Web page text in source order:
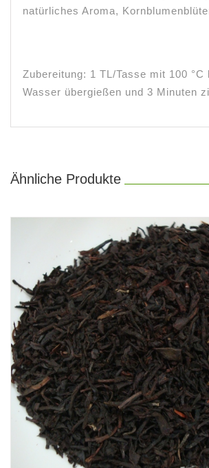
natürliches Aroma,
Zubereitung: 1 TL/Tasse mit 100 °C
Wasser übergießen und 3 Minuten
Ähnliche Produkte